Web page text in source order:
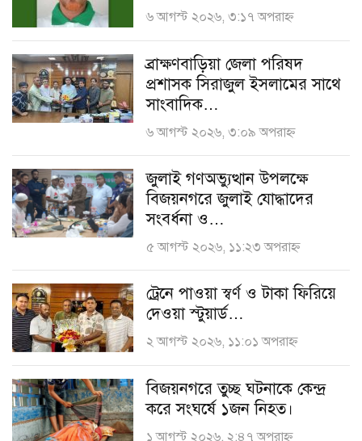
৬ আগস্ট ২০২৬, ৩:১৭ অপরাহ্ণ
ব্রাক্ষণবাড়িয়া জেলা পরিষদ
প্রশাসক সিরাজুল ইসলামের সাথে
সাংবাদিক…
৬ আগস্ট ২০২৬, ৩:০৯ অপরাহ্ণ
জুলাই গণঅভ্যুত্থান উপলক্ষে
বিজয়নগরে জুলাই যোদ্ধাদের
সংবর্ধনা ও…
৫ আগস্ট ২০২৬, ১১:২৩ অপরাহ্ণ
ট্রেনে পাওয়া স্বর্ণ ও টাকা ফিরিয়ে
দেওয়া স্টুয়ার্ড…
২ আগস্ট ২০২৬, ১১:০১ অপরাহ্ণ
বিজয়নগরে তুচ্ছ ঘটনাকে কেন্দ্র
করে সংঘর্ষে ১জন নিহত।
১ আগস্ট ২০২৬, ২:৪৭ অপরাহ্ণ